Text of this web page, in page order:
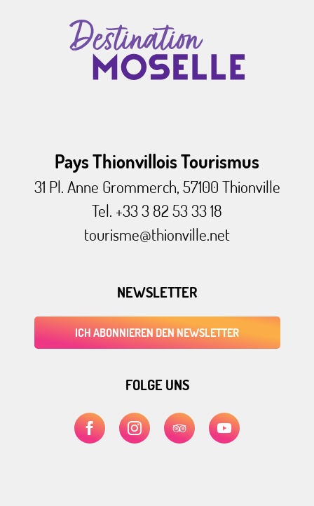
Pays Thionvillois Tourismus
31 Pl. Anne Grommerch, 57100 Thionville
Tel. +33 3 82 53 33 18
tourisme@thionville.net
NEWSLETTER
ICH ABONNIEREN DEN NEWSLETTER
FOLGE UNS